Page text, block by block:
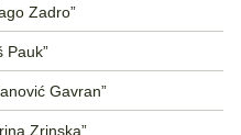
Zadro”
Pauk”
Gavran”
Zrinska”